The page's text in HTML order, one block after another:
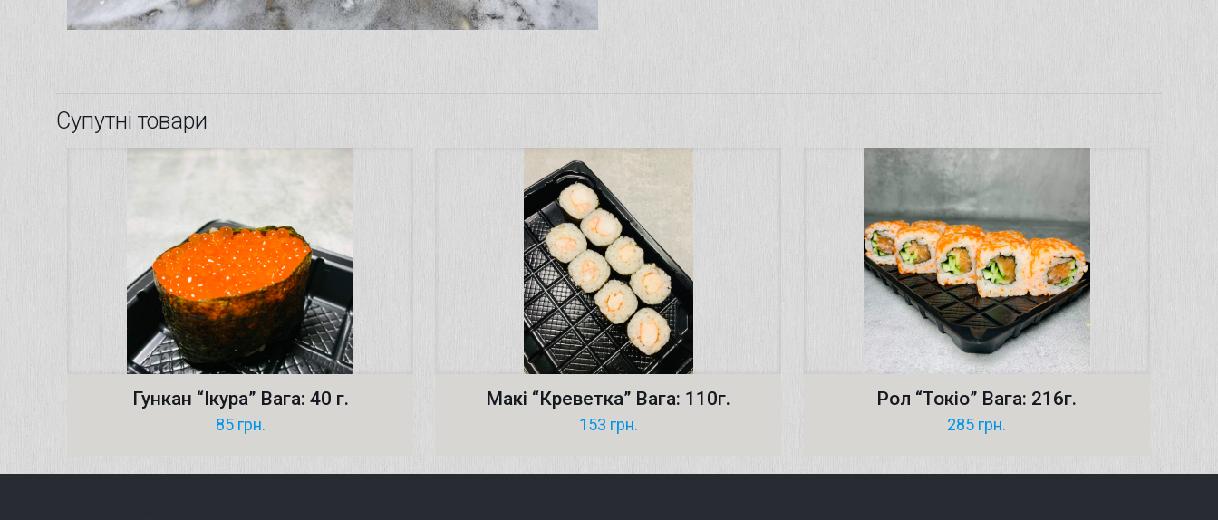
Супутні товари
Гункан “Ікура” Вага: 40 г.
85 грн.
Макі “Креветка” Вага: 110г.
153 грн.
Рол “Токіо” Вага: 216г.
285 грн.